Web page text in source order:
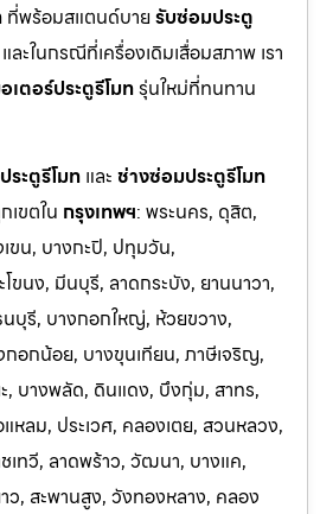
ที่พร้อมสแตนด์บาย รับซ่อมประตู
ะในกรณีที่เครื่องเดิมเสื่อมสภาพ เรา
เตอร์ประตูรีโมทรุ่นใหม่ที่ทนทาน
ะตูรีโมท และ ช่างซ่อมประตูรีโมท
ขตใน กรุงเทพฯ: พระนคร, ดุสิต,
ขน, บางกะปิ, ปทุมวัน,
ขนง, มีนบุรี, ลาดกระบัง, ยานนาวา,
บุรี, บางกอกใหญ่, ห้วยขวาง,
อกน้อย, บางขุนเทียน, ภาษีเจริญ,
บางพลัด, ดินแดง, บึงกุ่ม, สาทร,
หลม, ประเวศ, คลองเตย, สวนหลวง,
เทวี, ลาดพร้าว, วัฒนา, บางแค,
ว, สะพานสูง, วังทองหลาง, คลอง